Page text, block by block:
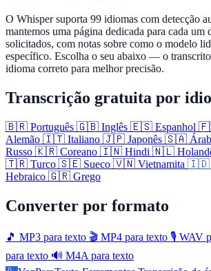
O Whisper suporta 99 idiomas com detecção
mantemos uma página dedicada para cada um
solicitados, com notas sobre como o modelo
específico. Escolha o seu abaixo — o
idioma correto para melhor precisão.
Transcrição gratuita por
🇧🇷 Português 🇬🇧 Inglês 🇪🇸 Espanhol
Alemão 🇮🇹 Italiano 🇯🇵 Japonês 🇸🇦
Russo 🇰🇷 Coreano 🇮🇳 Hindi 🇳🇱
🇹🇷 Turco 🇸🇪 Sueco 🇻🇳 Vietnamita 🇮🇩
Hebraico 🇬🇷 Grego
Converter por formato
🎵 MP3 para texto 🎬 MP4 para texto 🎙️ WAV
para texto 🔊 M4A para texto